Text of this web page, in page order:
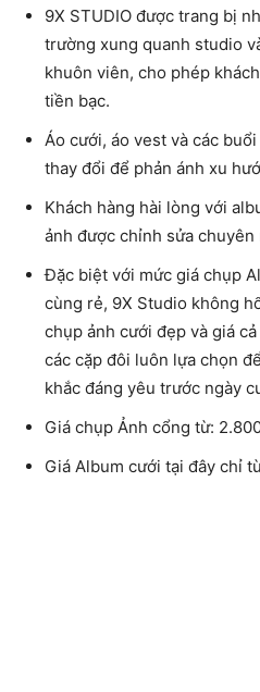
9X STUDIO được trang bị
trường xung quanh studio
khuôn viên, cho phép
tiền bạc.
Áo cưới, áo vest và các
thay đổi để phản ánh xu
Khách hàng hài lòng với
ảnh được chỉnh sửa chuyên
Đặc biệt với mức giá chụp
cùng rẻ, 9X Studio không
chụp ảnh cưới đẹp và giá
các cặp đôi luôn lựa chọn
khắc đáng yêu trước ngày
Giá chụp Ảnh cổng từ:
Giá Album cưới tại đây chỉ